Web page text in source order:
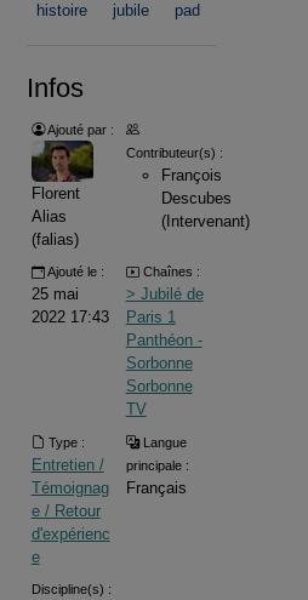
histoire jubile pad
Infos
Ajouté par :
Florent
Alias
(falias)
Contributeur(s) :
François
Descubes
(Intervenant)
Ajouté le :
25 mai
2022 17:43
Chaînes :
> Jubilé de
Paris 1
Panthéon -
Sorbonne
Sorbonne
TV
Type :
Entretien /
Témoignag
e / Retour
d'expérienc
e
Langue
principale :
Français
Discipline(s) :